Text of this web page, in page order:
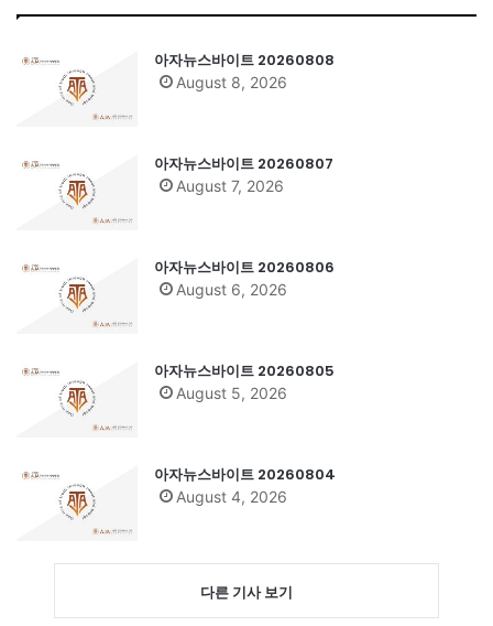
아자뉴스바이트 20260808
August 8, 2026
아자뉴스바이트 20260807
August 7, 2026
아자뉴스바이트 20260806
August 6, 2026
아자뉴스바이트 20260805
August 5, 2026
아자뉴스바이트 20260804
August 4, 2026
다른 기사 보기